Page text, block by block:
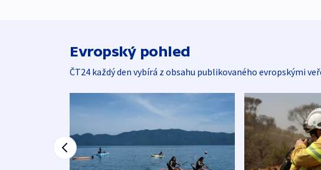
Evropský pohled
ČT24 každý den vybírá z obsahu publikovaného evropskými